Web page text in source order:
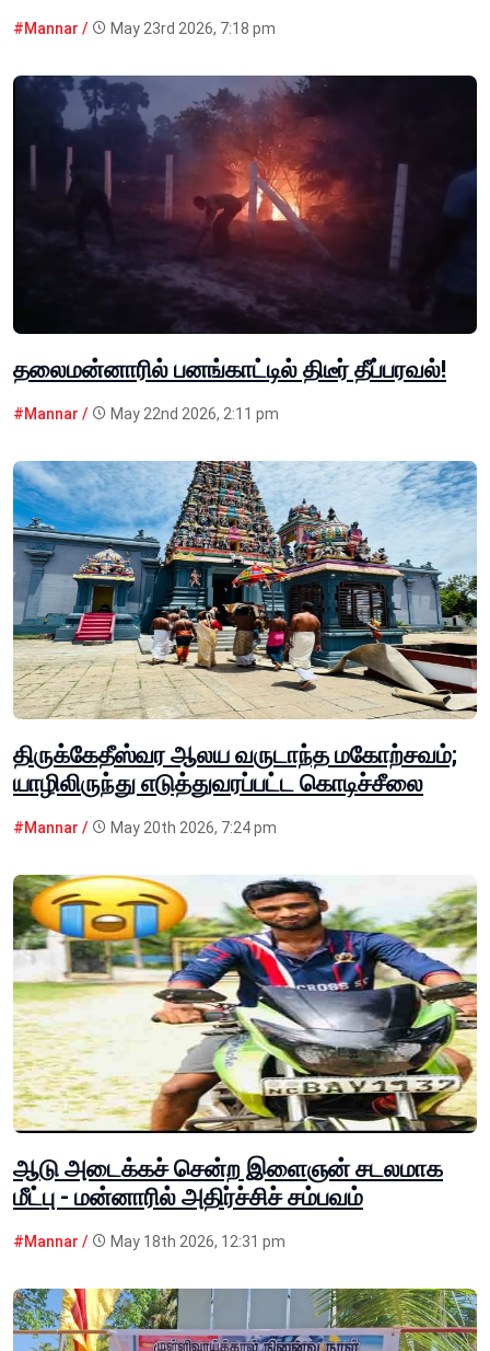
#Mannar / May 23rd 2026, 7:18 pm
தலைமன்னாரில் பனங்காட்டில் திடீர் தீப்பரவல்!
#Mannar / May 22nd 2026, 2:11 pm
திருக்கேதீஸ்வர ஆலய வருடாந்த மகோற்சவம்;
யாழிலிருந்து எடுத்துவரப்பட்ட கொடிச்சீலை
#Mannar / May 20th 2026, 7:24 pm
ஆடு அடைக்கச் சென்ற இளைஞன் சடலமாக
மீட்பு - மன்னாரில் அதிர்ச்சிச் சம்பவம்
#Mannar / May 18th 2026, 12:31 pm